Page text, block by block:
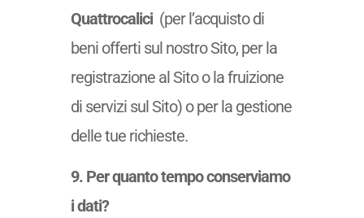
Quattrocalici(per l’acquisto di
beni offerti sul nostro Sito, per la
registrazione al Sito o la fruizione
di servizi sul Sito) o per la gestione
delle tue richieste.
9. Per quanto tempo conserviamo
i dati?